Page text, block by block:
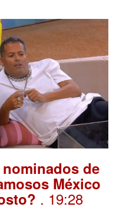
de
México
. 19:28